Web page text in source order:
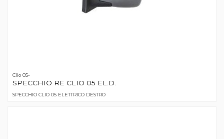
Clio 05-
SPECCHIO RE CLIO 05 EL.D.
SPECCHIO CLIO 05 ELETTRICO DESTRO